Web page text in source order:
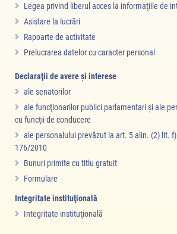
Legea privind liberul acces la informaţiile de
Asistare la lucrări
Rapoarte de activitate
Prelucrarea datelor cu caracter personal
Declaraţii de avere şi interese
ale senatorilor
ale funcţionarilor publici parlamentari şi ale
cu funcţii de conducere
ale personalului prevăzut la art. 5 alin. (2) lit.
176/2010
Bunuri primite cu titlu gratuit
Formulare
Integritate instituţională
Integritate instituţională